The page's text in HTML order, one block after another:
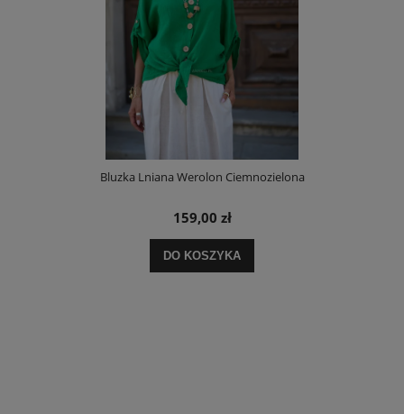
Bluzka Lniana Werolon Ciemnozielona
159,00 zł
DO KOSZYKA